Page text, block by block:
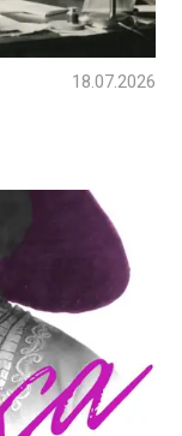
18.07.2026